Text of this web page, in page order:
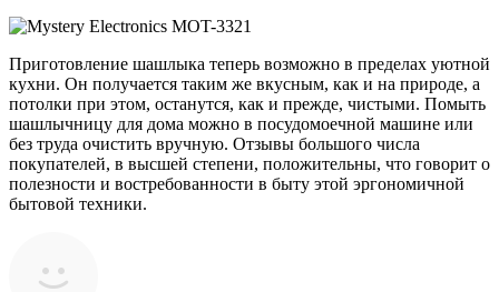
Приготовление шашлыка теперь возможно в пределах уютной
кухни. Он получается таким же вкусным, как и на природе, а
потолки при этом, останутся, как и прежде, чистыми. Помыть
шашлычницу для дома можно в посудомоечной машине или
без труда очистить вручную. Отзывы большого числа
покупателей, в высшей степени, положительны, что говорит о
полезности и востребованности в быту этой эргономичной
бытовой техники.